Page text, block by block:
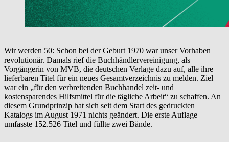
Wir werden 50: Schon bei der Geburt 1970 war unser Vorhaben
revolutionär. Damals rief die Buchhändlervereinigung, als
Vorgängerin von MVB, die deutschen Verlage dazu auf, alle ihre
lieferbaren Titel für ein neues Gesamtverzeichnis zu melden. Ziel
war ein „für den verbreitenden Buchhandel zeit- und
kostensparendes Hilfsmittel für die tägliche Arbeit“ zu schaffen. An
diesem Grundprinzip hat sich seit dem Start des gedruckten
Katalogs im August 1971 nichts geändert. Die erste Auflage
umfasste 152.526 Titel und füllte zwei Bände.